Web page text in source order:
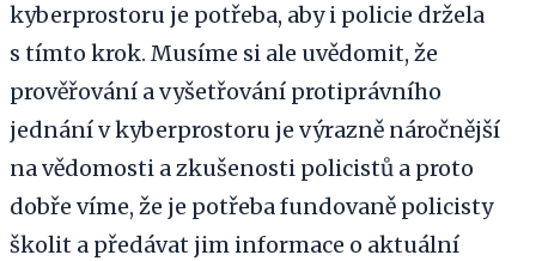
kyberprostoru je potřeba, aby i policie držela
s tímto krok. Musíme si ale uvědomit, že
prověřování a vyšetřování protiprávního
jednání v kyberprostoru je výrazně náročnější
na vědomosti a zkušenosti policistů a proto
dobře víme, že je potřeba fundovaně policisty
školit a předávat jim informace o aktuální